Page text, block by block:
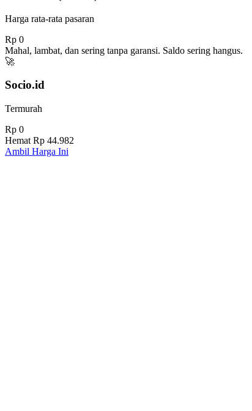
Harga rata-rata pasaran
Rp 0
Mahal, lambat, dan sering tanpa garansi. Saldo sering hangus.
🚀
Socio.id
Termurah
Rp 0
Hemat Rp 44.982
Ambil Harga Ini